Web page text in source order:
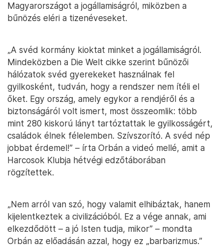
Magyarországot a jogállamiságról, miközben a
bűnözés eléri a tizenéveseket.
„A svéd kormány kioktat minket a jogállamiságról.
Mindeközben a Die Welt cikke szerint bűnözői
hálózatok svéd gyerekeket használnak fel
gyilkosként, tudván, hogy a rendszer nem ítéli el
őket. Egy ország, amely egykor a rendjéről és a
biztonságáról volt ismert, most összeomlik: több
mint 280 kiskorú lányt tartóztattak le gyilkosságért,
családok élnek félelemben. Szívszorító. A svéd nép
jobbat érdemel!” – írta Orbán a videó mellé, amit a
Harcosok Klubja hétvégi edzőtáborában
rögzítettek.
„Nem arról van szó, hogy valamit elhibáztak, hanem
kijelentkeztek a civilizációból. Ez a vége annak, ami
elkezdődött – a jó Isten tudja, mikor” – mondta
Orbán az előadásán azzal, hogy ez „barbarizmus.”